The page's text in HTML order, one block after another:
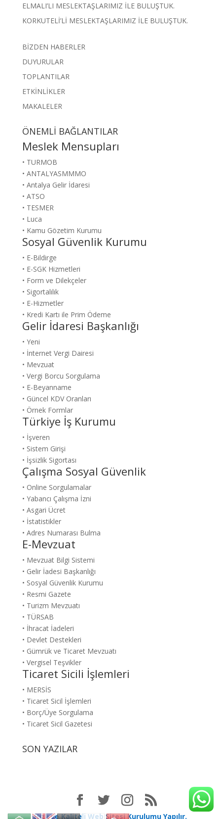
ELMALI’LI MESLEKTAŞLARIMIZ İLE BULUŞTUK.
KORKUTELİ’Lİ MESLEKTAŞLARIMIZ İLE BULUŞTUK.
BİZDEN HABERLER
DUYURULAR
TOPLANTILAR
ETKİNLİKLER
MAKALELER
ÖNEMLİ BAĞLANTILAR
Meslek Mensupları
• TURMOB
• ANTALYASMMMO
• Antalya Gelir İdaresi
• ATSO
• TESMER
• Luca
• Kamu Gözetim Kurumu
Sosyal Güvenlik Kurumu
• E-Bildirge
• E-SGK Hizmetleri
• Form ve Dilekçeler
• Sigortalılık
• E-Hizmetler
• Kredi Kartı ile Prim Ödeme
Gelir İdaresi Başkanlığı
• Yeni
• İnternet Vergi Dairesi
• Mevzuat
• Vergi Borcu Sorgulama
• E-Beyanname
• Güncel KDV Oranları
• Örnek Formlar
Türkiye İş Kurumu
• İşveren
• Sistem Girişi
• İşsizlik Sigortası
Çalışma Sosyal Güvenlik
• Online Sorgulamalar
• Yabancı Çalışma İzni
• Asgari Ücret
• İstatistikler
• Adres Numarası Bulma
E-Mevzuat
• Mevzuat Bilgi Sistemi
• Gelir İadesi Başkanlığı
• Sosyal Güvenlik Kurumu
• Resmi Gazete
• Turizm Mevzuatı
• TÜRSAB
• İhracat İadeleri
• Devlet Destekleri
• Gümrük ve Ticaret Mevzuatı
• Vergisel Teşvikler
Ticaret Sicili İşlemleri
• MERSİS
• Ticaret Sicil İşlemleri
• Borç/Üye Sorgulama
• Ticaret Sicil Gazetesi
SON YAZILAR
Hızlı ve Kaliteli Web Sitesi Kurulumu Yapılır.